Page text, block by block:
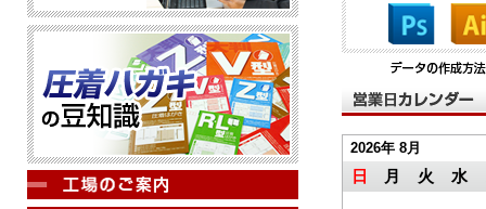
2026年 8月
日 月 火 水